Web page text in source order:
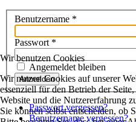
Benutzername *
Passwort *
Angemeldet bleiben
Anmelden
Passwort vergessen?
Benutzername vergessen?
Wir benutzen Cookies
Wir nutzen Cookies auf unserer
essenziell für den Betrieb der
Website und die Nutzererfahrung
Sie können selbst entscheiden, ob